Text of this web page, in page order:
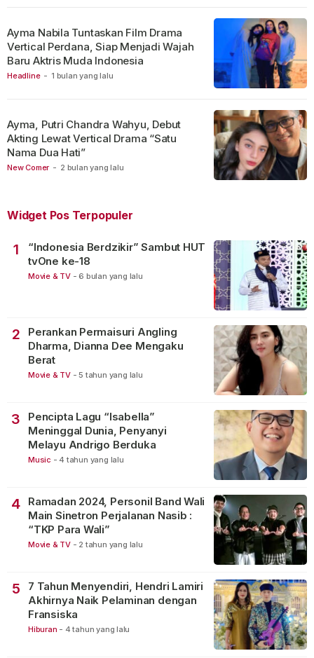
Headline - 1 bulan yang lalu
Ayma Nabila Tuntaskan Film Drama
Vertical Perdana, Siap Menjadi Wajah
Baru Aktris Muda Indonesia
New Comer - 2 bulan yang lalu
Ayma, Putri Chandra Wahyu, Debut
Akting Lewat Vertical Drama “Satu
Nama Dua Hati”
Widget Pos Terpopuler
1
“Indonesia Berdzikir” Sambut HUT
tvOne ke-18
Movie & TV - 6 bulan yang lalu
2
Perankan Permaisuri Angling
Dharma, Dianna Dee Mengaku
Berat
Movie & TV - 5 tahun yang lalu
3
Pencipta Lagu “Isabella”
Meninggal Dunia, Penyanyi
Melayu Andrigo Berduka
Music - 4 tahun yang lalu
4
Ramadan 2024, Personil Band Wali
Main Sinetron Perjalanan Nasib :
“TKP Para Wali”
Movie & TV - 2 tahun yang lalu
5
7 Tahun Menyendiri, Hendri Lamiri
Akhirnya Naik Pelaminan dengan
Fransiska
Hiburan - 4 tahun yang lalu